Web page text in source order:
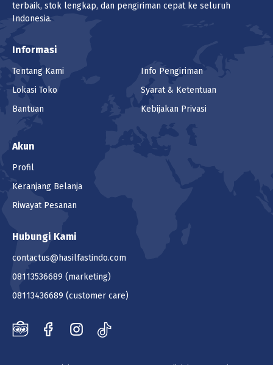
terbaik, stok lengkap, dan pengiriman cepat ke seluruh
Indonesia.
Informasi
Tentang Kami
Lokasi Toko
Bantuan
Info Pengiriman
Syarat & Ketentuan
Kebijakan Privasi
Akun
Profil
Keranjang Belanja
Riwayat Pesanan
Hubungi Kami
contactus@hasilfastindo.com
08113536689 (marketing)
08113436689 (customer care)